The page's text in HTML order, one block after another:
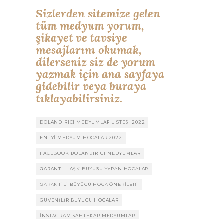
Sizlerden sitemize gelen
tüm medyum yorum,
şikayet ve tavsiye
mesajlarını okumak,
dilerseniz siz de yorum
yazmak için ana sayfaya
gidebilir veya buraya
tıklayabilirsiniz.
DOLANDIRICI MEDYUMLAR LISTESI 2022
EN IYI MEDYUM HOCALAR 2022
FACEBOOK DOLANDIRICI MEDYUMLAR
GARANTILI AŞK BÜYÜSÜ YAPAN HOCALAR
GARANTILI BÜYÜCÜ HOCA ÖNERILERI
GÜVENILIR BÜYÜCÜ HOCALAR
INSTAGRAM SAHTEKAR MEDYUMLAR